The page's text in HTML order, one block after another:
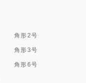
角形2号
角形3号
角形6号